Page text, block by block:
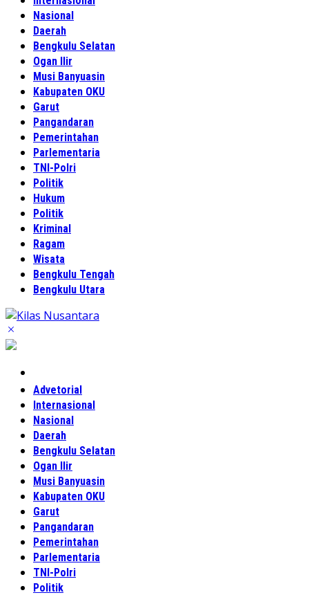
Nasional
Daerah
Bengkulu Selatan
Ogan Ilir
Musi Banyuasin
Kabupaten OKU
Garut
Pangandaran
Pemerintahan
Parlementaria
TNI-Polri
Politik
Hukum
Politik
Kriminal
Ragam
Wisata
Bengkulu Tengah
Bengkulu Utara
Advetorial
Internasional
Nasional
Daerah
Bengkulu Selatan
Ogan Ilir
Musi Banyuasin
Kabupaten OKU
Garut
Pangandaran
Pemerintahan
Parlementaria
TNI-Polri
Politik